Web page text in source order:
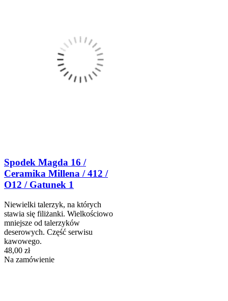
Spodek Magda 16 /
Ceramika Millena / 412 /
O12 / Gatunek 1
Niewielki talerzyk, na których
stawia się filiżanki. Wielkościowo
mniejsze od talerzyków
deserowych. Część serwisu
kawowego.
48,00 zł
Na zamówienie